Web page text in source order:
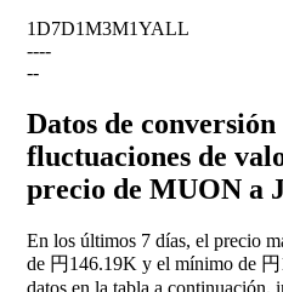
1D7D1M3M1YALL
----
--
Datos de
fluctuaciones de
precio de MUON a
En los últimos 7 días, el precio
de 円146.19K y el mínimo de
datos en la tabla a continuación,